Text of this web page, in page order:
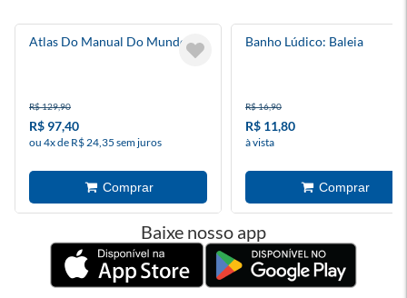
Atlas Do Manual Do Mundo
R$ 129,90
R$ 97,40
ou 4x de R$ 24,35 sem juros
Banho Lúdico: Baleia
R$ 16,90
R$ 11,80
à vista
Baixe nosso app